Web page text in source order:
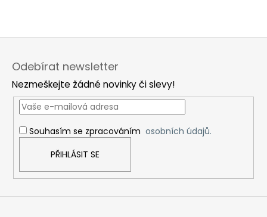
Z
Odebírat newsletter
Nezmeškejte žádné novinky či slevy!
Souhasím se zpracováním osobních údajů.
PŘIHLÁSIT SE